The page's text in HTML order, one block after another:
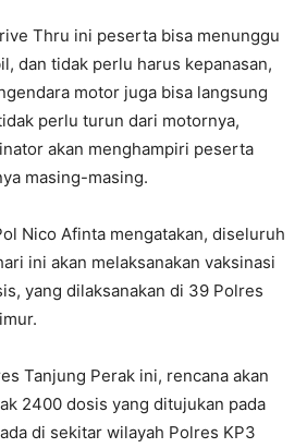
Thru ini peserta bisa menunggu
dan tidak perlu harus kepanasan,
motor juga bisa langsung
perlu turun dari motornya,
akan menghampiri peserta
masing-masing.
Nico Afinta mengatakan, diseluruh
ini akan melaksanakan vaksinasi
yang dilaksanakan di 39 Polres
Tanjung Perak ini, rencana akan
2400 dosis yang ditujukan pada
di sekitar wilayah Polres KP3